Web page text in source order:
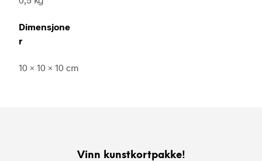
Dimensjone
r
10 × 10 × 10 cm
Vinn kunstkortpakke!